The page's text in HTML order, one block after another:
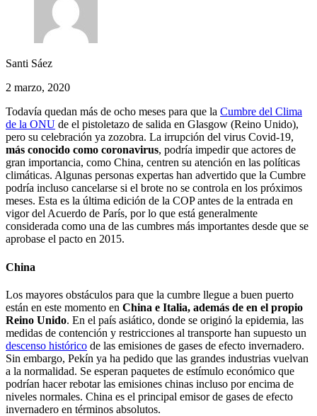
Santi Sáez
2 marzo, 2020
Todavía quedan más de ocho meses para que la Cumbre del Clima
de la ONU de el pistoletazo de salida en Glasgow (Reino Unido),
pero su celebración ya zozobra. La irrupción del virus Covid-19,
más conocido como coronavirus, podría impedir que actores de
gran importancia, como China, centren su atención en las políticas
climáticas. Algunas personas expertas han advertido que la Cumbre
podría incluso cancelarse si el brote no se controla en los próximos
meses. Esta es la última edición de la COP antes de la entrada en
vigor del Acuerdo de París, por lo que está generalmente
considerada como una de las cumbres más importantes desde que se
aprobase el pacto en 2015.
China
Los mayores obstáculos para que la cumbre llegue a buen puerto
están en este momento en China e Italia, además de en el propio
Reino Unido. En el país asiático, donde se originó la epidemia, las
medidas de contención y restricciones al transporte han supuesto un
descenso histórico de las emisiones de gases de efecto invernadero.
Sin embargo, Pekín ya ha pedido que las grandes industrias vuelvan
a la normalidad. Se esperan paquetes de estímulo económico que
podrían hacer rebotar las emisiones chinas incluso por encima de
niveles normales. China es el principal emisor de gases de efecto
invernadero en términos absolutos.